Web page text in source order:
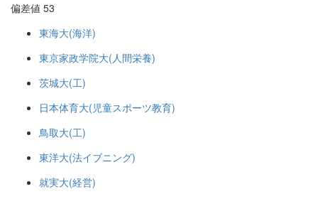
偏差値 53
東海大(海洋)
東京家政学院大(人間栄養)
茨城大(工)
日本体育大(児童スポーツ教育)
鳥取大(工)
東洋大(法イブニング)
就実大(経営)